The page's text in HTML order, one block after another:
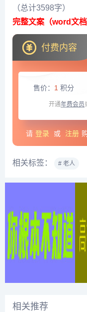
（总计3598字）
完整文案（word文
付费内容
售价： 1 积分
开通年费会员
请 登录 或 注册
相关标签： # 老人
相关推荐